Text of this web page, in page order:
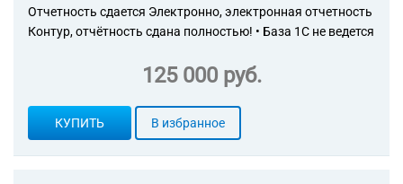
Отчетность сдается Электронно, электронная отчетность
Контур, отчётность сдана полностью! • База 1С не ведется
125 000 руб.
КУПИТЬ В избранное